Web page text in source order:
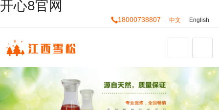
开心8官网
18000738807 中文 English